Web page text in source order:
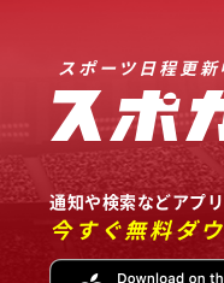
スポーツ日程更新
通知や検索などアプ
今すぐ無料ダ